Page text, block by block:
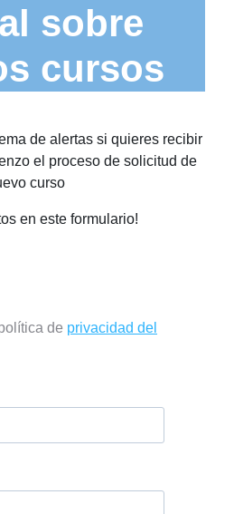
sobre
cursos
de alertas si quieres recibir
el proceso de solicitud de
curso
en este formulario!